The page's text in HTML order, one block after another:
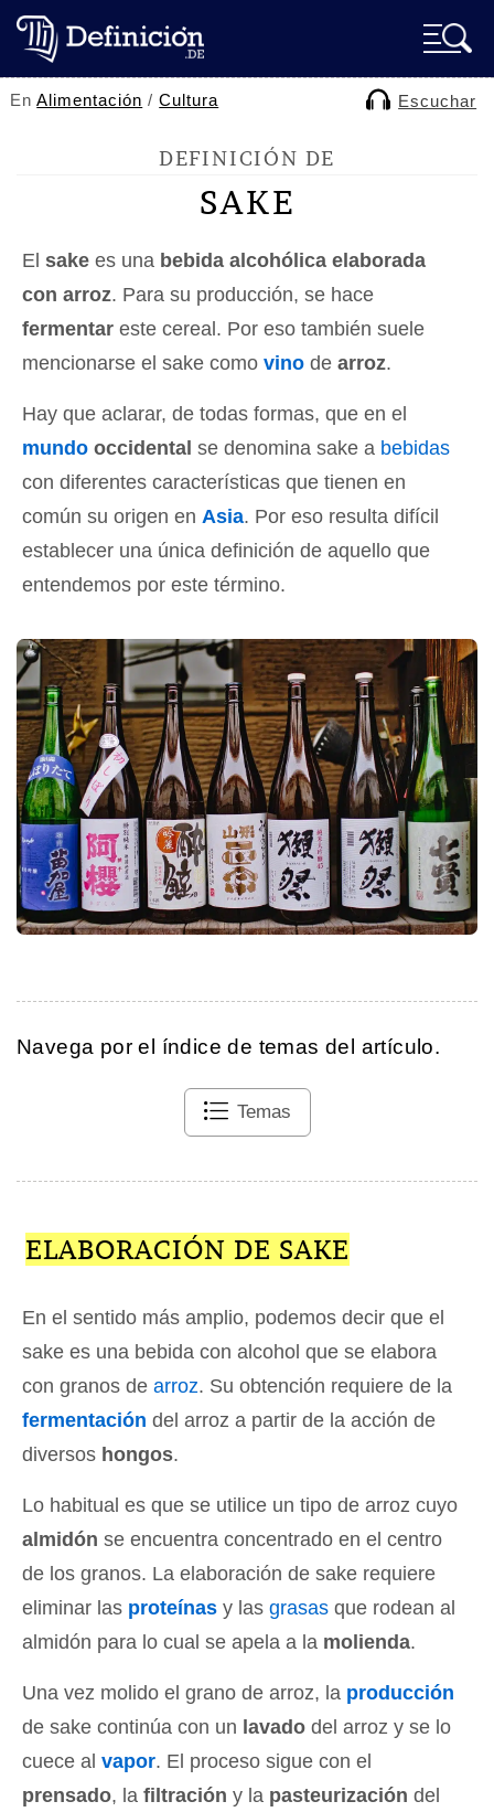
EnAlimentación /Cultura Escuchar
DEFINICIÓN DE
SAKE
El sake es una bebida alcohólica elaborada
con arroz. Para su producción, se hace
fermentar este cereal. Por eso también suele
mencionarse el sake como vino de arroz.
Hay que aclarar, de todas formas, que en el
mundo occidental se denomina sake a bebidas
con diferentes características que tienen en
común su origen en Asia. Por eso resulta difícil
establecer una única definición de aquello que
entendemos por este término.
Navega por el índice de temas del artículo.
Temas
ELABORACIÓN DE SAKE
En el sentido más amplio, podemos decir que el
sake es una bebida con alcohol que se elabora
con granos de arroz. Su obtención requiere de la
fermentación del arroz a partir de la acción de
diversos hongos.
Lo habitual es que se utilice un tipo de arroz cuyo
almidón se encuentra concentrado en el centro
de los granos. La elaboración de sake requiere
eliminar las proteínas y las grasas que rodean al
almidón para lo cual se apela a la molienda.
Una vez molido el grano de arroz, la producción
de sake continúa con un lavado del arroz y se lo
cuece al vapor. El proceso sigue con el
prensado, la filtración y la pasteurización del